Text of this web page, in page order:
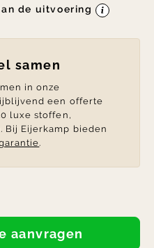
de uitvoering
samen
in onze
een offerte
luxe stoffen,
Bij Eijerkamp bieden
.
aanvragen